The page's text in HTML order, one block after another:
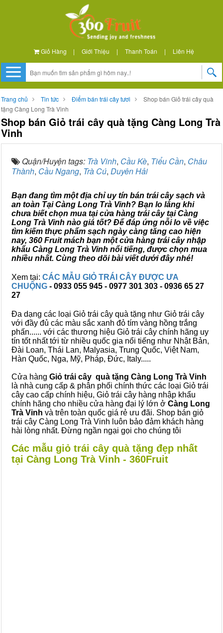
Giỏ Hàng | Giới Thiệu | Thanh Toán | Liên Hệ
Trang chủ Tin tức Điểm bán trái cây tươi
Shop bán Giỏ trái cây quà
tặng Càng Long Trà Vinh
Shop bán Giỏ trái cây quà tặng Càng Long Trà
Vinh
Quận/Huyện tags: Trà Vinh, Cầu Kè, Tiểu Cần, Châu
Thành, Cầu Ngang, Trà Cú, Duyên Hải
Bạn đang tìm một địa chỉ uy tín bán trái cây sạch và
an toàn Tại Càng Long Trà Vinh? Bạn lo lắng khi
chưa biết chọn mua tại cửa hàng trái cây tại Càng
Long Trà Vinh nào giá tốt? Để đáp ứng nỗi lo về việc
tìm kiếm thực phẩm sạch ngày càng tăng cao hiện
nay, 360 Fruit mách bạn một cửa hàng trái cây nhập
khẩu Càng Long Trà Vinh nổi tiếng, được chọn mua
nhiều nhất. Cùng theo dõi bài viết dưới đây nhé!
Xem tại: CÁC MẪU GIỎ TRÁI CÂY ĐƯỢC ƯA
CHUỘNG - 0933 055 945 - 0977 301 303 - 0936 65 27
27
Đa dạng các loại Giỏ trái cây quà tặng như Giỏ trái cây
với đầy đủ các màu sắc xanh đỏ tím vàng hồng trắng
phấn...... với các thương hiệu Giỏ trái cây chính hãng uy
tín tốt nhất tới từ nhiều quốc gia nổi tiếng như Nhật Bản,
Đài Loan, Thái Lan, Malyasia, Trung Quốc, Việt Nam,
Hàn Quốc, Nga, Mỹ, Pháp, Đức, Italy.....
Cửa hàng Giỏ trái cây quà tặng Càng Long Trà Vinh
là nhà cung cấp & phân phối chính thức các loại Giỏ trái
cây cao cấp chính hiệu, Giỏ trái cây hàng nhập khẩu
chính hãng cho nhiều cửa hàng đại lý lớn ở Càng Long
Trà Vinh và trên toàn quốc giá rẻ ưu đãi. Shop bán giỏ
trái cây Càng Long Trà Vinh luôn bảo đảm khách hàng
hài lòng nhất. Đừng ngần ngại gọi cho chúng tôi
Các mẫu giỏ trái cây quà tặng đẹp nhất
tại Càng Long Trà Vinh - 360Fruit